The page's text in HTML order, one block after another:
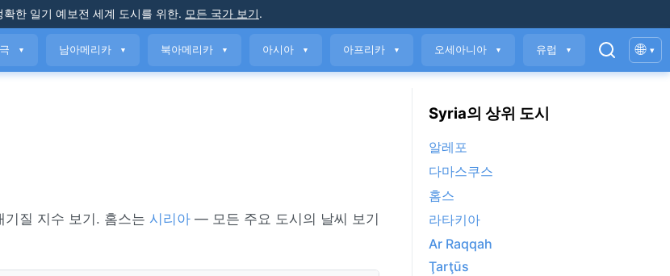
확한 일기 예보전 세계 도시를 위한. 모든 국가 보기.
▼ 남아메리카 ▼ 북아메리카 ▼ 아시아 ▼ 아프리카 ▼ 오세아니아 ▼ 유럽 ▼ 🌐 ▾
질 지수 보기. 홈스는 시리아 — 모든 주요 도시의 날씨 보기
Syria의 상위 도시
알레포
다마스쿠스
홈스
라타키아
Ar Raqqah
Ţarţūs